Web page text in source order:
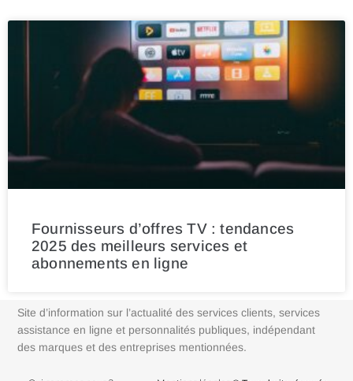
Fournisseurs d’offres TV : tendances
2025 des meilleurs services et
abonnements en ligne
Site d’information sur l’actualité des services clients, services
assistance en ligne et personnalités publiques, indépendant
des marques et des entreprises mentionnées.